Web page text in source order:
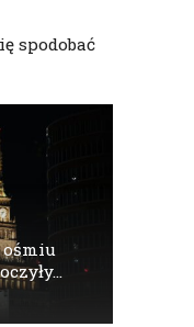
spodobać
ośmiu